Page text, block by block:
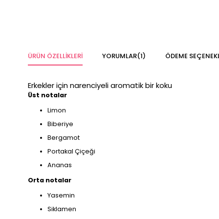
ÜRÜN ÖZELLIKLERI YORUMLAR(1) ÖDEME
Erkekler için narenciyeli aromatik bir koku
Üst notalar
Limon
Biberiye
Bergamot
Portakal Çiçeği
Ananas
Orta notalar
Yasemin
Siklamen